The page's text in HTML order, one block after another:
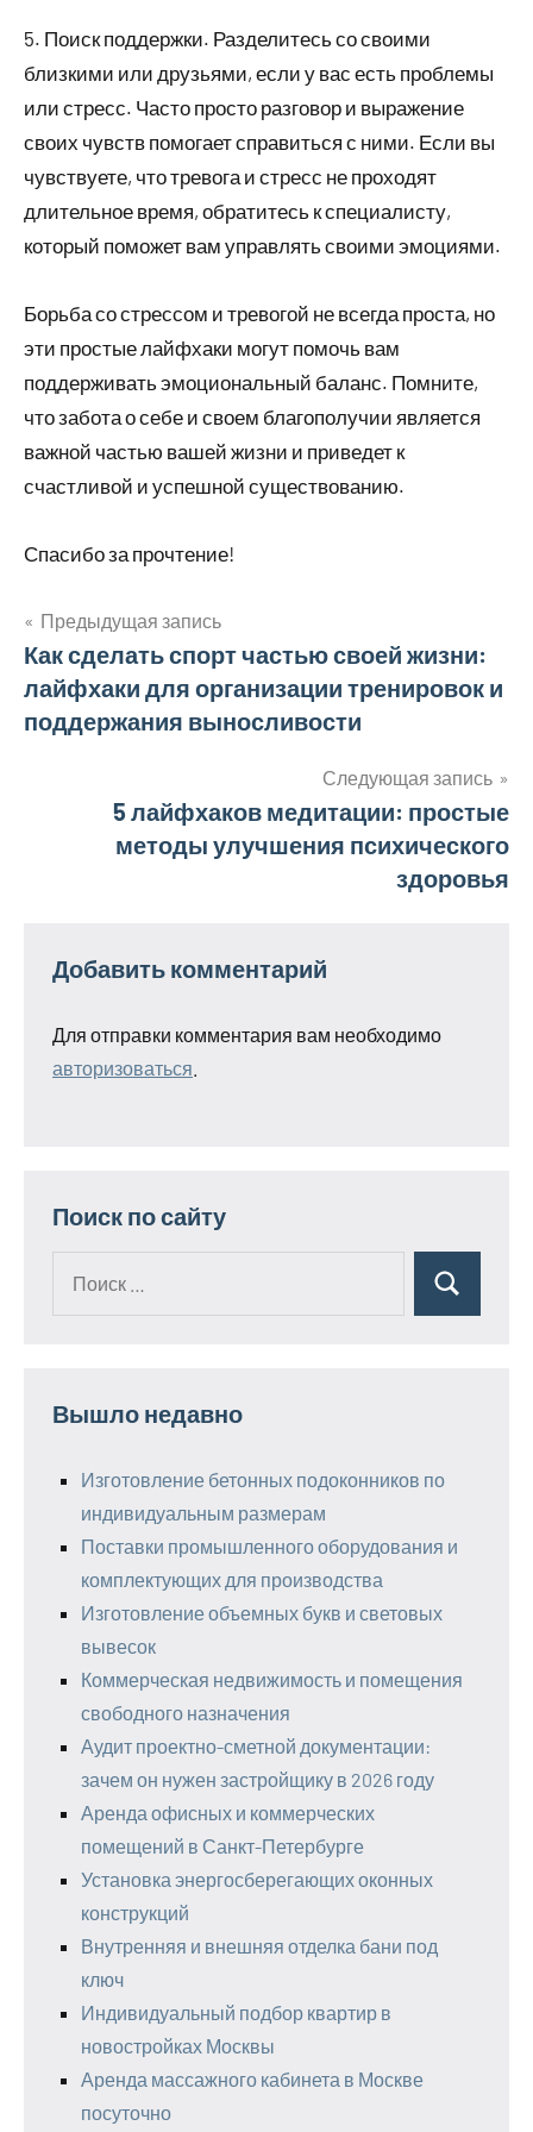
5. Поиск поддержки. Разделитесь со своими
близкими или друзьями, если у вас есть проблемы
или стресс. Часто просто разговор и выражение
своих чувств помогает справиться с ними. Если вы
чувствуете, что тревога и стресс не проходят
длительное время, обратитесь к специалисту,
который поможет вам управлять своими эмоциями.
Борьба со стрессом и тревогой не всегда проста, но
эти простые лайфхаки могут помочь вам
поддерживать эмоциональный баланс. Помните,
что забота о себе и своем благополучии является
важной частью вашей жизни и приведет к
счастливой и успешной существованию.
Спасибо за прочтение!
Навигация
по
Предыдущая запись
Как сделать спорт частью своей жизни:
лайфхаки для организации тренировок и
поддержания выносливости
Следующая запись
5 лайфхаков медитации: простые
методы улучшения психического
здоровья
Добавить комментарий
Для отправки комментария вам необходимо
авторизоваться
Поиск по сайту
Поиск
Вышло недавно
Изготовление бетонных подоконников по
индивидуальным размерам
Поставки промышленного оборудования и
комплектующих для производства
Изготовление объемных букв и световых
вывесок
Коммерческая недвижимость и помещения
свободного назначения
Аудит проектно-сметной документации:
зачем он нужен застройщику в 2026 году
Аренда офисных и коммерческих
помещений в Санкт-Петербурге
Установка энергосберегающих оконных
конструкций
Внутренняя и внешняя отделка бани под
ключ
Индивидуальный подбор квартир в
новостройках Москвы
Аренда массажного кабинета в Москве
посуточно